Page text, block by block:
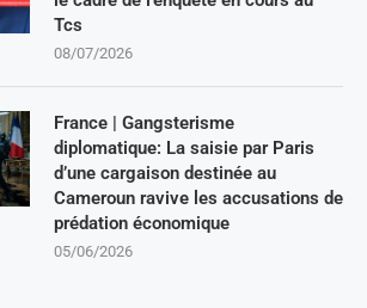
Tcs
08/07/2026
France | Gangsterisme
diplomatique: La saisie par Paris
d’une cargaison destinée au
Cameroun ravive les accusations de
prédation économique
05/06/2026